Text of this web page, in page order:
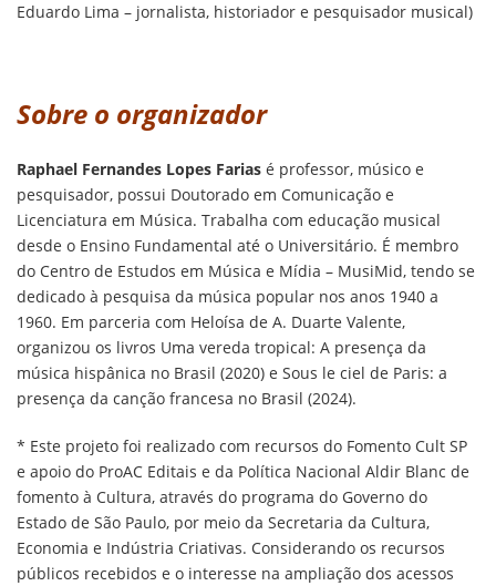
Eduardo Lima – jornalista, historiador e pesquisador musical)
Sobre o organizador
Raphael Fernandes Lopes Farias é professor, músico e
pesquisador, possui Doutorado em Comunicação e
Licenciatura em Música. Trabalha com educação musical
desde o Ensino Fundamental até o Universitário. É membro
do Centro de Estudos em Música e Mídia – MusiMid, tendo se
dedicado à pesquisa da música popular nos anos 1940 a
1960. Em parceria com Heloísa de A. Duarte Valente,
organizou os livros Uma vereda tropical: A presença da
música hispânica no Brasil (2020) e Sous le ciel de Paris: a
presença da canção francesa no Brasil (2024).
* Este projeto foi realizado com recursos do Fomento Cult SP
e apoio do ProAC Editais e da Política Nacional Aldir Blanc de
fomento à Cultura, através do programa do Governo do
Estado de São Paulo, por meio da Secretaria da Cultura,
Economia e Indústria Criativas. Considerando os recursos
públicos recebidos e o interesse na ampliação dos acessos